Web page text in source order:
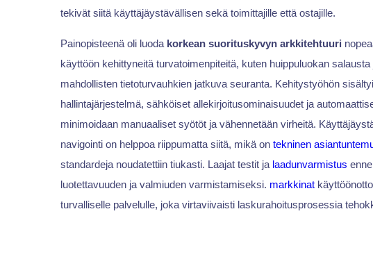
tekivät siitä käyttäjäystävällisen sekä toimittajille että ostajille.
Painopisteenä oli luoda korkean suorituskyvyn arkkitehtuuri
käyttöön kehittyneitä turvatoimenpiteitä, kuten huippuluokan
mahdollisten tietoturvauhkien jatkuva seuranta. Kehitystyöhön
hallintajärjestelmä, sähköiset allekirjoitusominaisuudet ja
minimoidaan manuaaliset syötöt ja vähennetään virheitä.
navigointi on helppoa riippumatta siitä, mikä on tekninen
standardeja noudatettiin tiukasti. Laajat testit ja laadunvarmistus
luotettavuuden ja valmiuden varmistamiseksi. markkinat
turvalliselle palvelulle, joka virtaviivaisti laskurahoitusprosessia